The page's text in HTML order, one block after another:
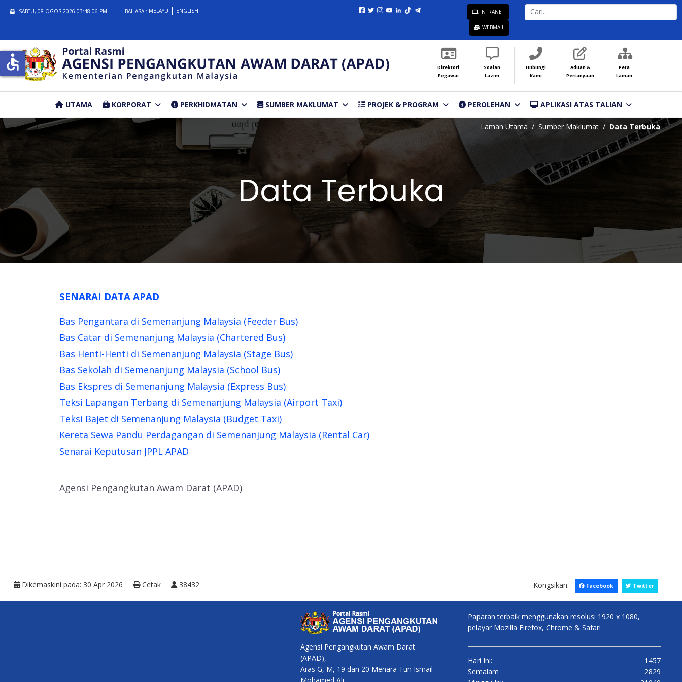
SABTU, 08 OGOS 2026 03:48:06 PM BAHASA : MELAYU ENGLISH INTRANET
WEBMAIL
CARI...
Direktori
Pegawai
Soalan
Lazim
Hubungi
Kami
Aduan &
Pertanyaan
Peta
Laman
UTAMA KORPORAT PERKHIDMATAN SUMBER MAKLUMAT PROJEK & PROGRAM PEROLEHAN APLIKASI ATAS TALIAN
Laman Utama Sumber Maklumat Data Terbuka
Data Terbuka
SENARAI DATA APAD
Bas Pengantara di Semenanjung Malaysia (Feeder Bus)
Bas Catar di Semenanjung Malaysia (Chartered Bus)
Bas Henti-Henti di Semenanjung Malaysia (Stage Bus)
Bas Sekolah di Semenanjung Malaysia (School Bus)
Bas Ekspres di Semenanjung Malaysia (Express Bus)
Teksi Lapangan Terbang di Semenanjung Malaysia (Airport Taxi)
Teksi Bajet di Semenanjung Malaysia (Budget Taxi)
Kereta Sewa Pandu Perdagangan di Semenanjung Malaysia (Rental Car)
Senarai Keputusan JPPL APAD
Agensi Pengangkutan Awam Darat (APAD)
Dikemaskini pada: 30 Apr 2026 Cetak 38432 Kongsikan: Facebook Twitter
Agensi Pengangkutan Awam Darat
(APAD),
Aras G, M, 19 dan 20 Menara Tun Ismail
Paparan terbaik menggunakan resolusi 1920 x 1080,
pelayar Mozilla Firefox, Chrome & Safari
Hari Ini:
1457
Semalam
2829
accessible